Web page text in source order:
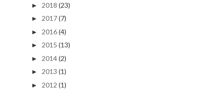
► 2018 (23)
► 2017(7)
► 2016(4)
► 2015 (13)
► 2014(2)
► 2013 (1)
► 2012 (1)